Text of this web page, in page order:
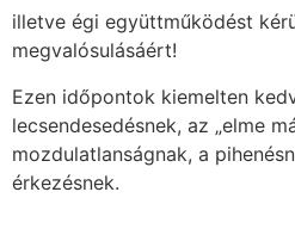
illetve égi együttműködést
megvalósulásáért!
Ezen időpontok kiemelten
lecsendesedésnek, az „elme
mozdulatlanságnak, a
érkezésnek.